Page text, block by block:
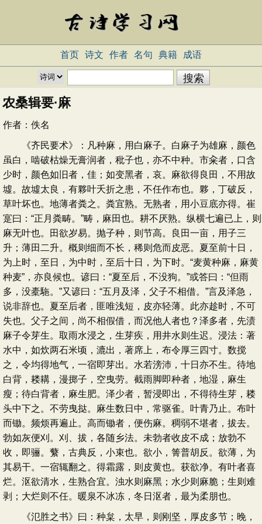
首页 诗文 作者 名句 典籍 成语
农桑辑要·麻
作者： 佚名
《齐民要术》：凡种麻，用白麻子。白麻子为雄麻，颜色
虽白，啮破枯燥无膏润者，秕子也，亦不中种。市籴者，口含
少时，颜色如旧者，佳；如变黑者，哀。麻欲得良田，不用故
墟。故墟太良，有夥叶夭折之患，不任作布也。夥，丁破反，
草叶坏也。地薄者粪之。粪宜熟。无熟者，用小豆底亦得。崔
寔曰：“正月粪畴。”畴，麻田也。耕不厌熟。纵横七遍已上，则
麻无叶也。田欲岁易。抛子种，则节高。良田一亩，用子三
升；薄田二升。概则细而不长，稀则危而皮恶。夏至前十日，
为上时，至日，为中时，至后十日，为下时。“麦黄种麻，麻黄
种麦”，亦良候也。谚曰：“夏至后，不没狗。”或答曰：“但雨
多，没橐駞。”又谚曰：“五月及泽，父子不相借。”言及泽急，
说非辞也。夏至后者，匪唯浅短，皮亦轻薄。此亦趁时，不可
失也。父子之间，尚不相假借，而况他人者也？泽多者，先渍
麻子令芽生。取雨水浸之，生芽疾，用井水则生迟。浸法：著
水中，如炊两石米顷，漉出，著席上，布令厚三四寸。数搅
之，令均得地气，一宿即芽出。水若滂沛，十日亦不生。待地
白背，耧耩，漫掷子，空曳劳。截雨脚即种者，地湿，麻生
瘦；待白背者，麻生肥。泽少者，暂浸即出，不得待生芽，耧
头中下之。不劳曳挞。麻生数日中，常驱雀。叶青乃止。布叶
而锄。频烦再遍止。高而锄者，便伤麻。稠弱不堪者，拔去。
勃如灰便刈。刈、拔，各随乡法。未勃者收皮不成；放勃不
收，即骊。蘩，古典反，小束也。欲小，箐普胡反。欲薄，为
其易干。一宿辄翻之。得霜露，则皮黄也。获欲净。有叶者喜
烂。沤欲清水，生熟合宜。浊水则麻黑；水少则麻脆；生则难
剥；大烂则不任。暖泉不冰冻，冬日沤者，最为柔朋也。
《氾胜之书》曰：种枲，太早，则刚坚，厚皮多节；晚，